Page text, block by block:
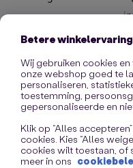
Betere
Wij gebruiken cookies
onze webshop goed te
personaliseren,
toestemming,
gepersonaliseerde en
Klik op “Alles
cookies. Kies “Alles
cookies wilt toestaan, of
meer in ons